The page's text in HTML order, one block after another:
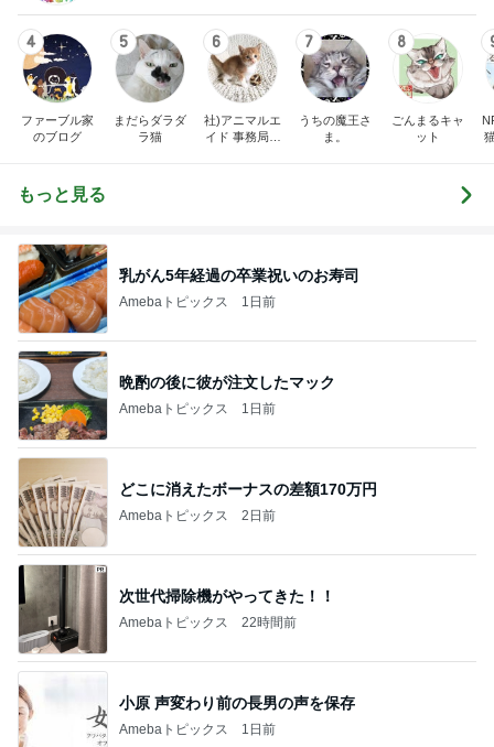
4
ファーブル家
のブログ
5
まだらダラダ
ラ猫
6
社)アニマルエ
イド 事務局＆
7
うちの魔王さ
ま。
8
ごんまるキャ
ット
もっと見る
乳がん5年経過の卒業祝いのお寿司
Amebaトピックス 1日前
晩酌の後に彼が注文したマック
Amebaトピックス 1日前
どこに消えたボーナスの差額170万円
Amebaトピックス 2日前
次世代掃除機がやってきた！！
Amebaトピックス 22時間前
小原 声変わり前の長男の声を保存
Amebaトピックス 1日前